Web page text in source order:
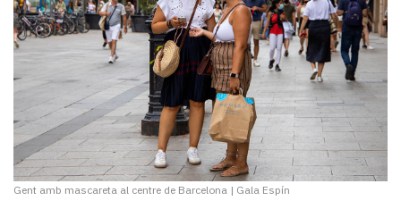
Gent amb mascareta al centre de Barcelona | Gala Espín